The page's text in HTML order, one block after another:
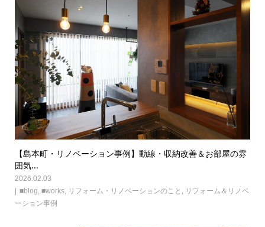
【島本町・リノベーション事例】動線・収納改善＆お部屋の雰
囲気...
2026.02.03
■blog, ■works, リフォーム・リノベーションのこと , リフォーム＆リノベ
ーション事例